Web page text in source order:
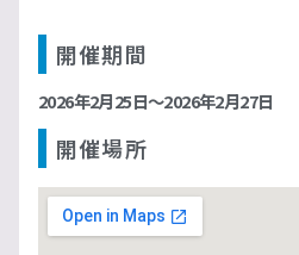
開催期間
2026年2月25日〜2026年2月27日
開催場所